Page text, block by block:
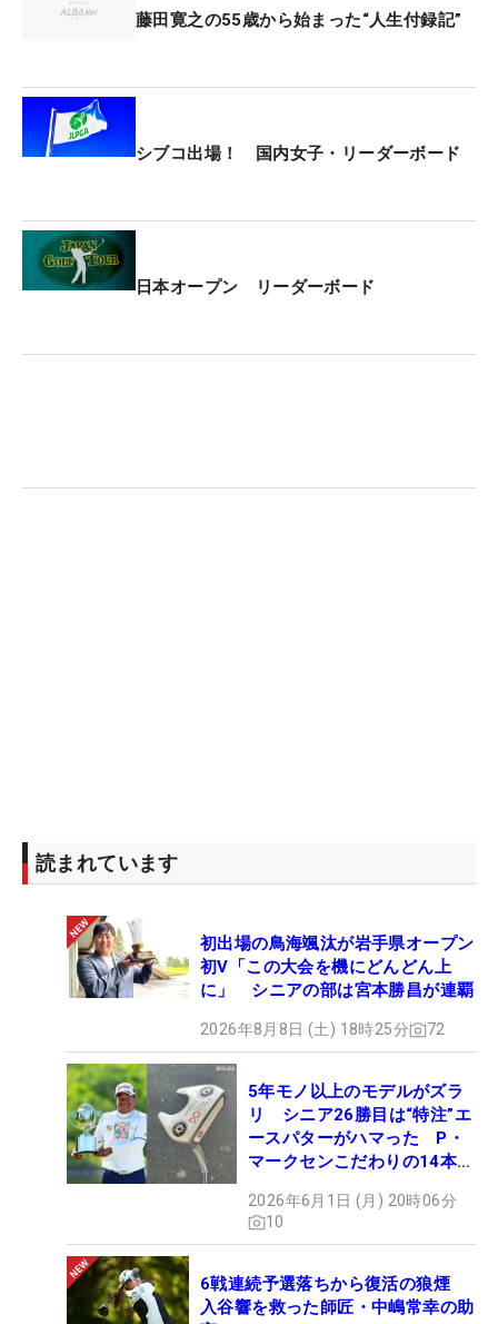
もいいから行けっていうそんな感じです」と振り返
「怒りもありますし、ここで引いたらヤバいなと思
って、ドライバーを取りました。スコアが良かった
ら多分アイアンで打っていた。左の奥のピンなので
いたら上位はないなと思って。そういう気持ちも半
分ありました。だから怒りだけに任せているわけで
はないです」と、怒りが入り混じりながらも、慎重
て」。54歳にして平均飛距離300ヤード超えとなる
パフォーマンスにギャラリーも驚いた。
囲み取材に応えているとき、報道陣の背後に解説を
終わらせた中嶋が登場。「17番、18番で良かった
贈られた。「お疲れ様です！ ありがとうございま
す」と兼本は笑顔を見せた。
中嶋が解説で、11番パー4でグリーン左に外した2打
目を見たとき、「旗が右に動いているのが気になっ
たのかな」と言っていたが「そうです。意識しまし
た。あそこら辺で8番アイアンとかロフトのあるク
ラブで、少し引っかかる。そのぶんちょっと左に」
と、16番のティショットも含め、「考えていること
が、やりたいことが分かっていると思う」と話す。
藤田寛之の55歳から始まった“人生付録記”
シブコ出場！ 国内女子・リーダーボード
日本オープン リーダーボード
読まれています
初出場の鳥海颯汰が岩手県オープン
初V「この大会を機にどんどん上
に」 シニアの部は宮本勝昌が連覇
2026年8月8日 (土) 18時25分 72
5年モノ以上のモデルがズラ
リ シニア26勝目は“特注”エ
ースパターがハマった P・
マークセンこだわりの14本
2026年6月1日 (月) 20時06分
10
6戦連続予選落ちから復活の狼煙
入谷響を救った師匠・中嶋常幸の助